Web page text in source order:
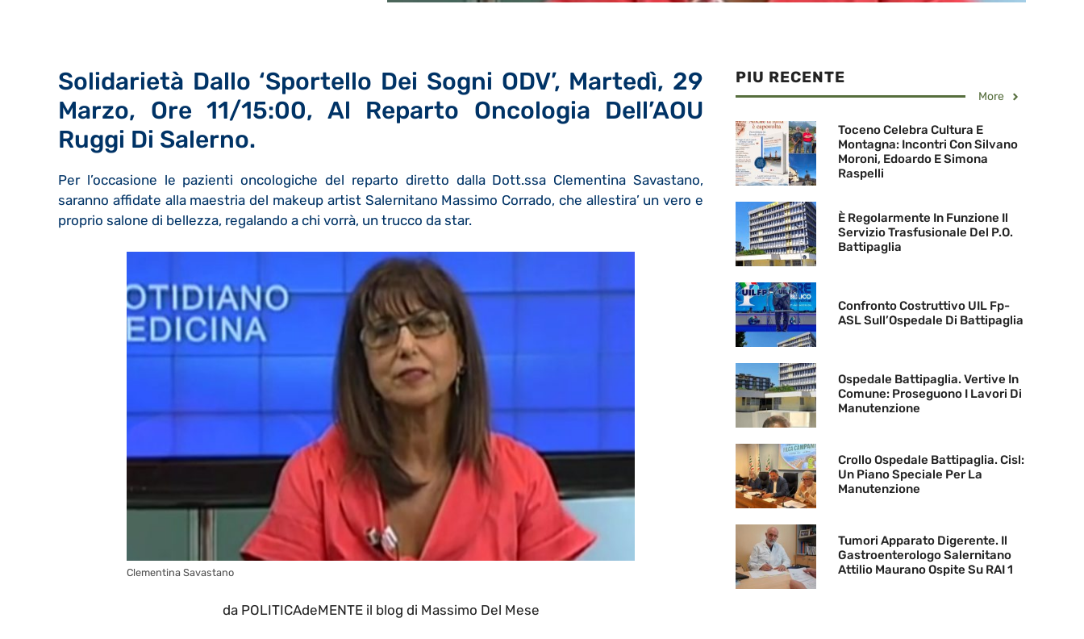
Solidarietà Dallo ‘Sportello Dei Sogni ODV’, Martedì, 29
Marzo, Ore 11/15:00, Al Reparto Oncologia Dell’AOU
Ruggi Di Salerno.
Per l’occasione le pazienti oncologiche del reparto diretto dalla Dott.ssa Clementina Savastano,
saranno affidate alla maestria del makeup artist Salernitano Massimo Corrado, che allestira’ un vero e
proprio salone di bellezza, regalando a chi vorrà, un trucco da star.
Clementina Savastano
da POLITICAdeMENTE il blog di Massimo Del Mese
PIU RECENTE
More
Toceno Celebra Cultura E
Montagna: Incontri Con Silvano
Moroni, Edoardo E Simona
Raspelli
È Regolarmente In Funzione Il
Servizio Trasfusionale Del P.O.
Battipaglia
Confronto Costruttivo UIL Fp-
ASL Sull’Ospedale Di Battipaglia
Ospedale Battipaglia. Vertive In
Comune: Proseguono I Lavori Di
Manutenzione
Crollo Ospedale Battipaglia. Cisl:
Un Piano Speciale Per La
Manutenzione
Tumori Apparato Digerente. Il
Gastroenterologo Salernitano
Attilio Maurano Ospite Su RAI 1